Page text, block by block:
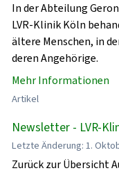
In der Abteilung
LVR-Klinik Köln
ältere Menschen, in
deren Angehörige.
Mehr Informationen
Artikel
Newsletter - LVR-
Letzte Änderung: 1.
Zurück zur Übersicht